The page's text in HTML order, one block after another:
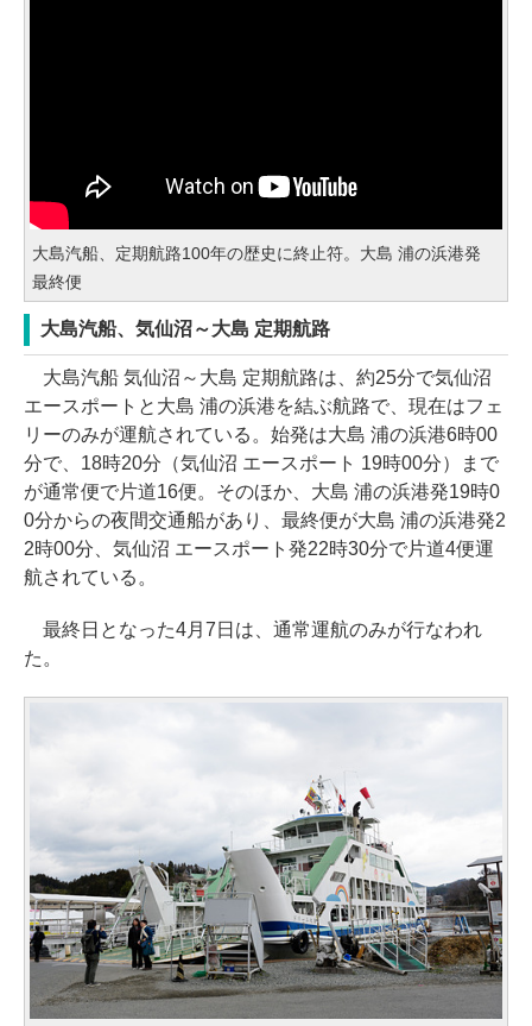
大島汽船、定期航路100年の歴史に終止符。大島 浦の浜港発
最終便
大島汽船、気仙沼～大島 定期航路
大島汽船 気仙沼～大島 定期航路は、約25分で気仙沼
エースポートと大島 浦の浜港を結ぶ航路で、現在はフェ
リーのみが運航されている。始発は大島 浦の浜港6時00
分で、18時20分（気仙沼 エースポート 19時00分）まで
が通常便で片道16便。そのほか、大島 浦の浜港発19時0
0分からの夜間交通船があり、最終便が大島 浦の浜港発2
2時00分、気仙沼 エースポート発22時30分で片道4便運
航されている。
最終日となった4月7日は、通常運航のみが行なわれ
た。